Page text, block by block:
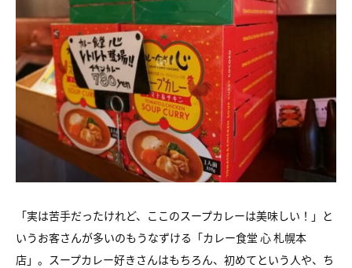
「実は苦手だったけれど、ここのスープカレーは美味しい！」と
いうお客さんが多いのもうなずける「カレー食堂 心 札幌本
店」。スープカレー好きさんはもちろん、初めてという人や、ち